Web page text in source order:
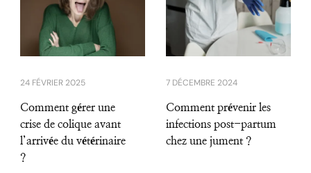
24 FÉVRIER 2025
Comment gérer une
crise de colique avant
l’arrivée du vétérinaire
?
7 DÉCEMBRE 2024
Comment prévenir les
infections post-partum
chez une jument ?